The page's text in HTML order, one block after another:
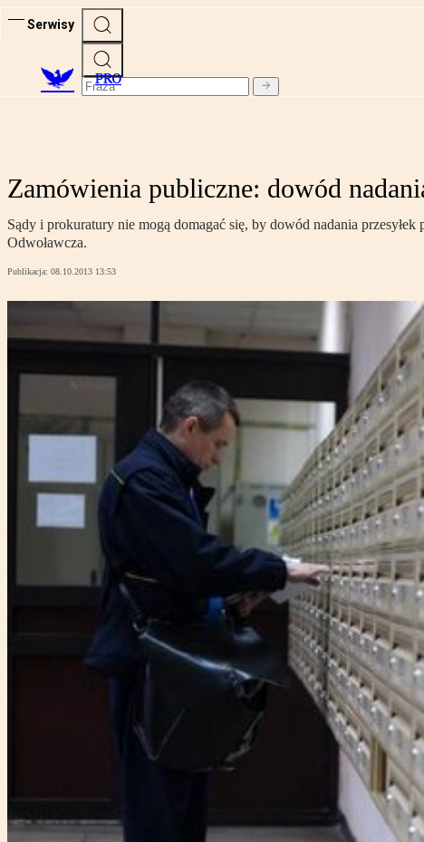
Serwisy
PRO
Zamówienia publiczne: dowód
Sądy i prokuratury nie mogą domagać się, by dowód nadania
Odwoławcza.
Publikacja: 08.10.2013 13:53